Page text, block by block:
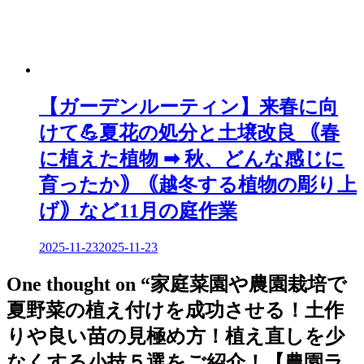
【ガーデンルーティン】来春に向
けて💪夏花の処分と土壌改良 ｟春
に植えた植物 ➡ 秋、どんな感じに
育ったか｠｟越冬する植物の彫り上
げ｠など11月の庭作業
2025-11-232025-11-23
One thought on “家庭菜園や農園栽培で
夏野菜の植え付けを成功させる！土作
りや良い苗の見極め方！植え直しを少